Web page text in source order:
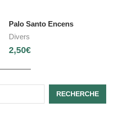
Palo Santo Encens
Divers
2,50€
RECHERCHE